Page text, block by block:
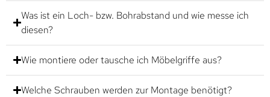
Was ist ein Loch- bzw. Bohrabstand und wie messe ich
diesen?
Wie montiere oder tausche ich Möbelgriffe aus?
Welche Schrauben werden zur Montage benötigt?